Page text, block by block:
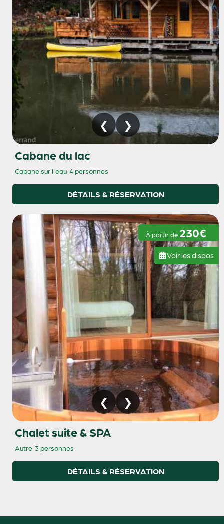
Cabane du lac
Cabane sur l'eau 4 personnes
DÉTAILS & RÉSERVATION
À partir de 230€
Voir les dispos
Chalet suite & SPA
Autre 3 personnes
DÉTAILS & RÉSERVATION